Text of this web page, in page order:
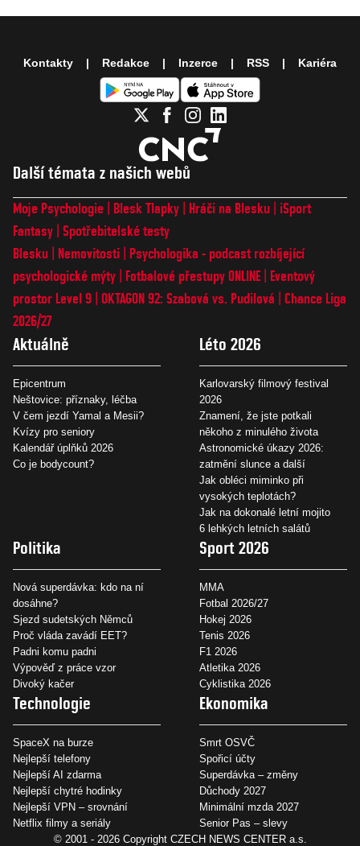
Další témata z našich webů
Moje Psychologie Blesk Tlapky Hráči na Blesku
iSport
Fantasy Spotřebitelské testy
Blesku
Nemovitosti
Psychologika - podcast rozbíjející
psychologické mýty
Fotbalové přestupy ONLINE
Eventový
prostor Level 9 OKTAGON 92: Szabová vs. Pudilová
Chance Liga
2026/27
Aktuálně
Epicentrum
Neštovice: příznaky, léčba
V čem jezdí Yamal a Mesii?
Kvízy pro seniory
Kalendář úplňků 2026
Co je bodycount?
Léto 2026
Karlovarský filmový festival
2026
Znamení, že jste potkali
někoho z minulého života
Astronomické úkazy 2026:
zatmění slunce a další
Jak obléci miminko při
vysokých teplotách?
Jak na dokonalé letní mojito
6 lehkých letních salátů
Politika
Nová superdávka: kdo na ní
dosáhne?
Sjezd sudetských Němců
Proč vláda zavádí EET?
Padni komu padni
Výpověď z práce vzor
Divoký kačer
Sport 2026
MMA
Fotbal 2026/27
Hokej 2026
Tenis 2026
F1 2026
Atletika 2026
Cyklistika 2026
Technologie
SpaceX na burze
Nejlepší telefony
Nejlepší AI zdarma
Nejlepší chytré hodinky
Nejlepší VPN – srovnání
Netflix filmy a seriály
Ekonomika
Smrt OSVČ
Spořicí účty
Superdávka – změny
Důchody 2027
Minimální mzda 2027
Senior Pas – slevy
Kontakty Redakce Inzerce RSS Kariéra
© 2001 - 2026 Copyright CZECH NEWS CENTER a.s.